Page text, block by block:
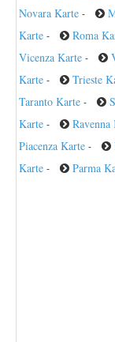
Novara Karte -
Karte - Roma
Vicenza Karte -
Karte - Trieste
Taranto Karte -
Karte - Ravenna
Piacenza Karte -
Karte - Parma